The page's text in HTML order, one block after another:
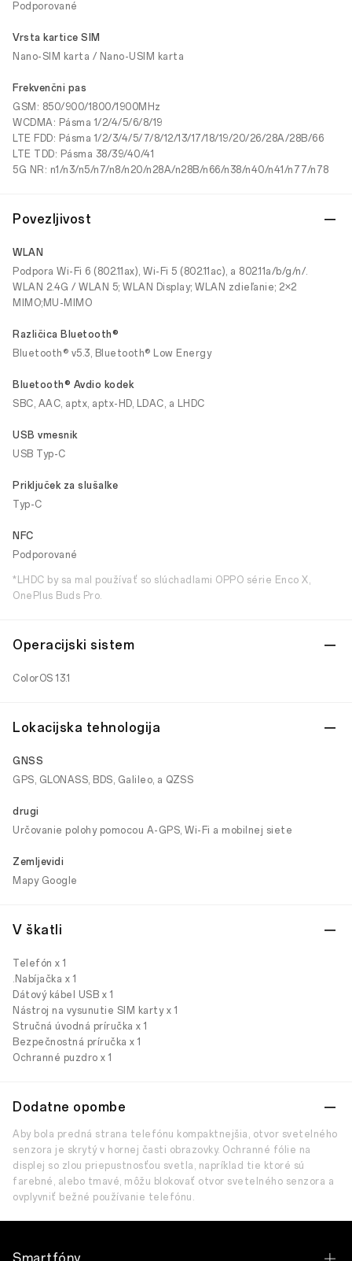
Podporované
Vrsta kartice SIM
Nano-SIM karta / Nano-USIM karta
Frekvenčni pas
GSM: 850/900/1800/1900MHz
WCDMA: Pásma 1/2/4/5/6/8/19
LTE FDD: Pásma 1/2/3/4/5/7/8/12/13/17/18/19/20/26/28A/28B/66
LTE TDD: Pásma 38/39/40/41
5G NR: n1/n3/n5/n7/n8/n20/n28A/n28B/n66/n38/n40/n41/n77/n78
Povezljivost
WLAN
Podpora Wi-Fi 6 (802.11ax), Wi-Fi 5 (802.11ac), a 802.11a/b/g/n/.
WLAN 2.4G / WLAN 5; WLAN Display; WLAN zdieľanie; 2×2
MIMO;MU-MIMO
Različica Bluetooth®
Bluetooth® v5.3, Bluetooth® Low Energy
Bluetooth® Avdio kodek
SBC, AAC, aptx, aptx-HD, LDAC, a LHDC
USB vmesnik
USB Typ-C
Priključek za slušalke
Typ-C
NFC
Podporované
*LHDC by sa mal používať so slúchadlami OPPO série Enco X,
OnePlus Buds Pro.
Operacijski sistem
ColorOS 13.1
Lokacijska tehnologija
GNSS
GPS, GLONASS, BDS, Galileo, a QZSS
drugi
Určovanie polohy pomocou A-GPS, Wi-Fi a mobilnej siete
Zemljevidi
Mapy Google
V škatli
Telefón x 1
.Nabíjačka x 1
Dátový kábel USB x 1
Nástroj na vysunutie SIM karty x 1
Stručná úvodná príručka x 1
Bezpečnostná príručka x 1
Ochranné puzdro x 1
Dodatne opombe
Aby bola predná strana telefónu kompaktnejšia, otvor svetelného
senzora je skrytý v hornej časti obrazovky. Ochranné fólie na
displej so zlou priepustnosťou svetla, napríklad tie ktoré sú
farebné, alebo tmavé, môžu blokovať otvor svetelného senzora a
ovplyvniť bežné používanie telefónu.